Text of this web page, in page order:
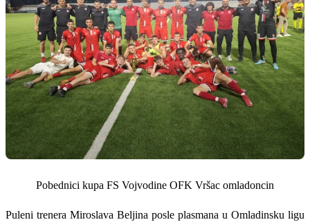
Pobednici kupa FS Vojvodine OFK Vršac omladoncin
Puleni trenera Miroslava Beljina posle plasmana u Omladinsku ligu